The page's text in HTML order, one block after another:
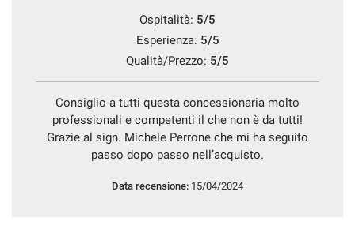
Ospitalità: 5/5
Esperienza: 5/5
Qualità/Prezzo: 5/5
Consiglio a tutti questa concessionaria molto
professionali e competenti il che non è da tutti!
Grazie al sign. Michele Perrone che mi ha seguito
passo dopo passo nell’acquisto.
Data recensione: 15/04/2024